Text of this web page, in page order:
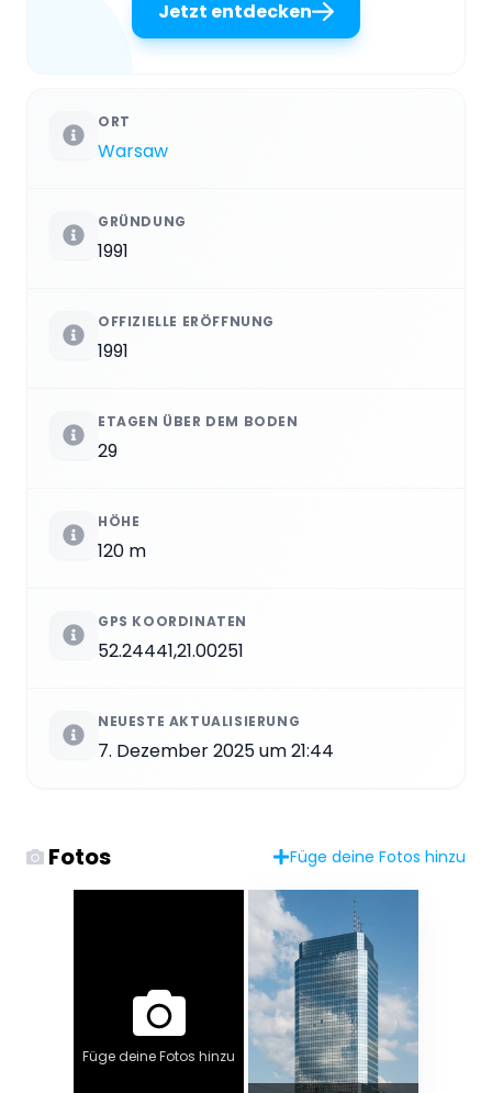
Jetzt entdecken
ORT
Warsaw
GRÜNDUNG
1991
OFFIZIELLE ERÖFFNUNG
1991
ETAGEN ÜBER DEM BODEN
29
HÖHE
120 m
GPS KOORDINATEN
52.24441,21.00251
NEUESTE AKTUALISIERUNG
7. Dezember 2025 um 21:44
Fotos Füge deine Fotos hinzu
Füge deine Fotos hinzu